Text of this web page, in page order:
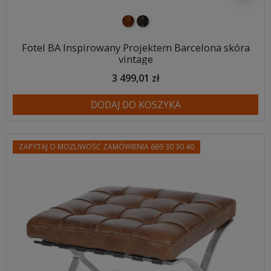
Jasny brąz vintage
ciemny brąz vintage
Fotel BA Inspirowany Projektem Barcelona skóra
vintage
3 499,01 zł
DODAJ DO KOSZYKA
ZAPYTAJ O MOŻLIWOŚĆ ZAMÓWIENIA 669 30 30 40